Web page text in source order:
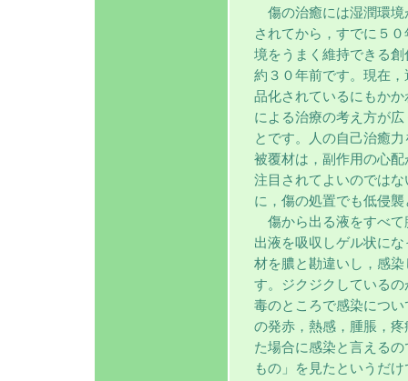
傷の治癒には湿潤環境
されてから，すでに５
境をうまく維持できる
約３０年前です。現在
品化されているにもか
による治療の考え方が
とです。人の自己治癒
被覆材は，副作用の心
注目されてよいのでは
に，傷の処置でも低侵
傷から出る液をすべ
出液を吸収しゲル状に
材を膿と勘違いし，感
す。ジクジクしている
毒のところで感染につ
の発赤，熱感，腫脹，
た場合に感染と言える
もの」を見たというだ